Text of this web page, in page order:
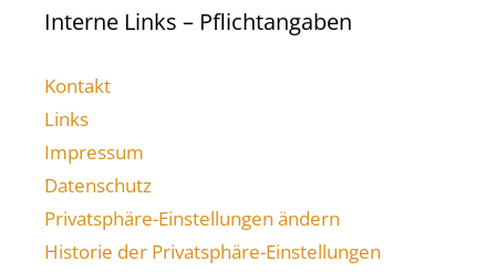
Interne Links – Pflichtangaben
Kontakt
Links
Impressum
Datenschutz
Privatsphäre-Einstellungen ändern
Historie der Privatsphäre-Einstellungen